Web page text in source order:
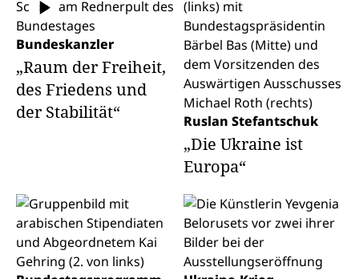
Bundeskanzler
„Raum der Freiheit,
des Friedens und
der Stabilität“
Ruslan Stefantschuk
„Die Ukraine ist
Europa“